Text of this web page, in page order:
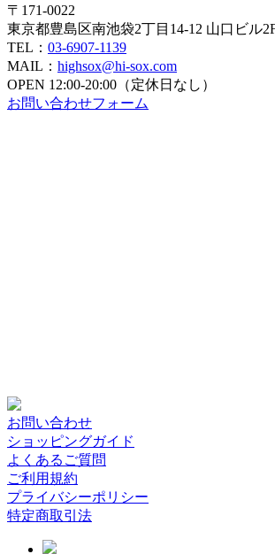
〒171-0022
東京都豊島区南池袋2丁目14-12 山口ビル
TEL： 03-6907-1139
MAIL： highsox@hi-sox.com
OPEN 12:00-20:00（定休日なし）
お問い合わせフォーム
お問い合わせ
ショッピングガイド
よくあるご質問
ご利用規約
プライバシーポリシー
特定商取引法